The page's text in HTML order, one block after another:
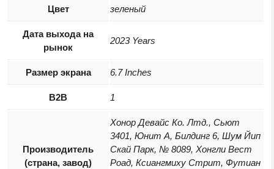
Цвет зеленый
Дата выхода на
рынок
2023 Years
Размер экрана 6.7 Inches
B2B 1
Производитель
(страна, завод)
Хонор Девайс Ко. Лтд., Сьют
3401, Юнит А, Билдинг 6, Шум Йип
Скай Парк, № 8089, Хонгли Вест
Роад, Ксиангмиху Стрит, Футиан